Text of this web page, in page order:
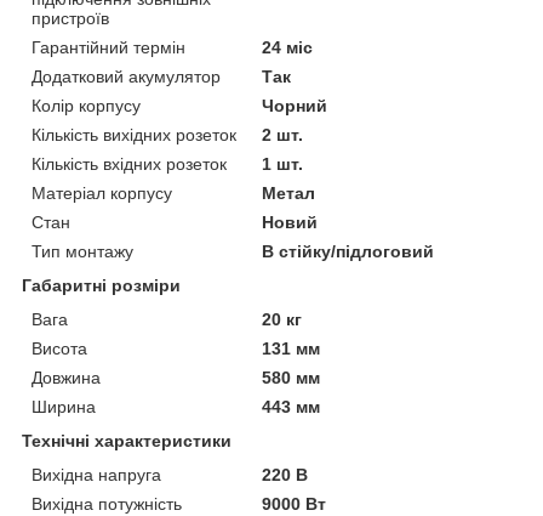
пристроїв
Гарантійний термін
24 міс
Додатковий акумулятор
Так
Колір корпусу
Чорний
Кількість вихідних розеток
2 шт.
Кількість вхідних розеток
1 шт.
Матеріал корпусу
Метал
Стан
Новий
Тип монтажу
В стійку/підлоговий
Габаритні розміри
Вага
20 кг
Висота
131 мм
Довжина
580 мм
Ширина
443 мм
Технічні характеристики
Вихідна напруга
220 В
Вихідна потужність
9000 Вт